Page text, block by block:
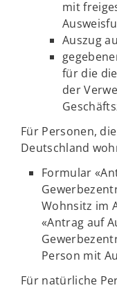
mit
Auszug
für die
der
Für Personen,
Deutschland
Formular
Wohnsitz im
«Antrag auf
Person mit
Für natürliche